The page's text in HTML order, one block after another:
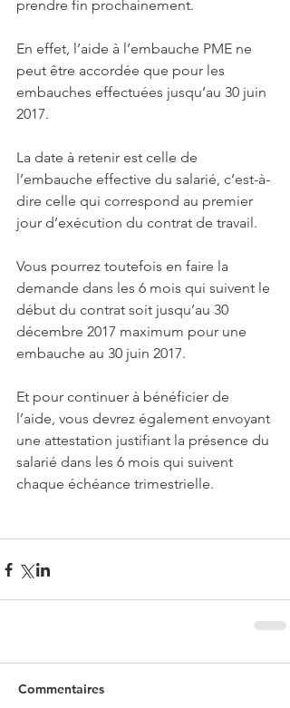
prendre fin prochainement.
En effet, l’aide à l’embauche PME ne
peut être accordée que pour les
embauches effectuées jusqu’au 30 juin
2017.
La date à retenir est celle de
l’embauche effective du salarié, c’est-à-
dire celle qui correspond au premier
jour d’exécution du contrat de travail.
Vous pourrez toutefois en faire la
demande dans les 6 mois qui suivent le
début du contrat soit jusqu’au 30
décembre 2017 maximum pour une
embauche au 30 juin 2017.
Et pour continuer à bénéficier de
l’aide, vous devrez également envoyant
une attestation justifiant la présence du
salarié dans les 6 mois qui suivent
chaque échéance trimestrielle.
Commentaires